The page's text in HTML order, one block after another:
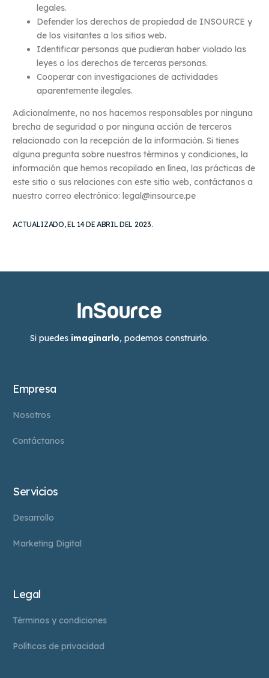
legales.
Defender los derechos de propiedad de INSOURCE y
de los visitantes a los sitios web.
Identificar personas que pudieran haber violado las
leyes o los derechos de terceras personas.
Cooperar con investigaciones de actividades
aparentemente ilegales.
Adicionalmente, no nos hacemos responsables por ninguna
brecha de seguridad o por ninguna acción de terceros
relacionado con la recepción de la información. Si tienes
alguna pregunta sobre nuestros términos y condiciones, la
información que hemos recopilado en línea, las prácticas de
este sitio o sus relaciones con este sitio web, contáctanos a
nuestro correo electrónico: legal@insource.pe
ACTUALIZADO, EL 14 DE ABRIL DEL 2023.
Si puedes imaginarlo, podemos construirlo.
Empresa
Nosotros
Contáctanos
Servicios
Desarrollo
Marketing Digital
Legal
Términos y condiciones
Políticas de privacidad